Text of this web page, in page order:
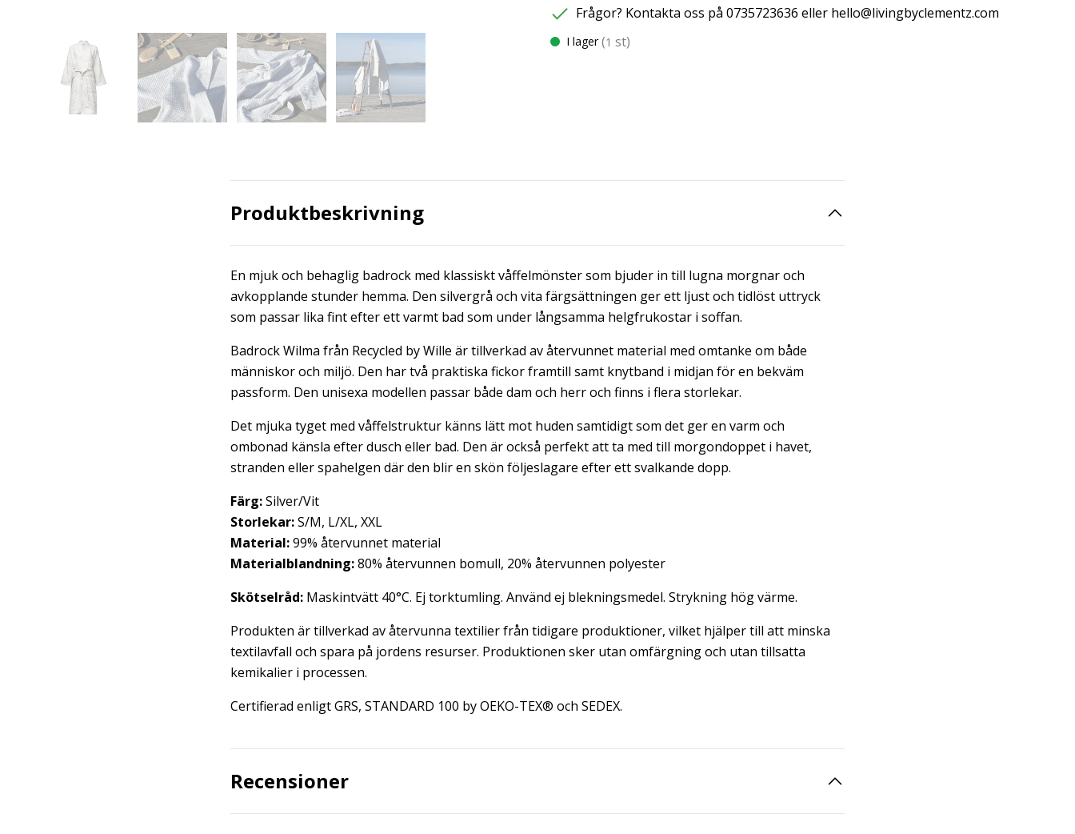
Frågor? Kontakta oss på 0735723636 eller hello@livingbyclementz.com
I lager (1 st)
Produktbeskrivning
En mjuk och behaglig badrock med klassiskt våffelmönster som bjuder in till lugna morgnar och
avkopplande stunder hemma. Den silvergrå och vita färgsättningen ger ett ljust och tidlöst uttryck
som passar lika fint efter ett varmt bad som under långsamma helgfrukostar i soffan.
Badrock Wilma från Recycled by Wille är tillverkad av återvunnet material med omtanke om både
människor och miljö. Den har två praktiska fickor framtill samt knytband i midjan för en bekväm
passform. Den unisexa modellen passar både dam och herr och finns i flera storlekar.
Det mjuka tyget med våffelstruktur känns lätt mot huden samtidigt som det ger en varm och
ombonad känsla efter dusch eller bad. Den är också perfekt att ta med till morgondoppet i havet,
stranden eller spahelgen där den blir en skön följeslagare efter ett svalkande dopp.
Färg:Silver/Vit
Storlekar:S/M, L/XL, XXL
Material:99% återvunnet material
Materialblandning:80% återvunnen bomull, 20% återvunnen polyester
Skötselråd: Maskintvätt 40°C. Ej torktumling. Använd ej blekningsmedel. Strykning hög värme.
Produkten är tillverkad av återvunna textilier från tidigare produktioner, vilket hjälper till att minska
textilavfall och spara på jordens resurser. Produktionen sker utan omfärgning och utan tillsatta
kemikalier i processen.
Certifierad enligt GRS, STANDARD 100 by OEKO-TEX® och SEDEX.
Recensioner